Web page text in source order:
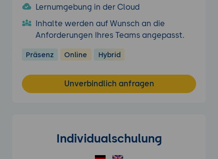
Lernumgebung in der Cloud
Inhalte werden auf Wunsch an die
Anforderungen Ihres Teams angepasst.
Präsenz Online Hybrid
Unverbindlich anfragen
Individualschulung